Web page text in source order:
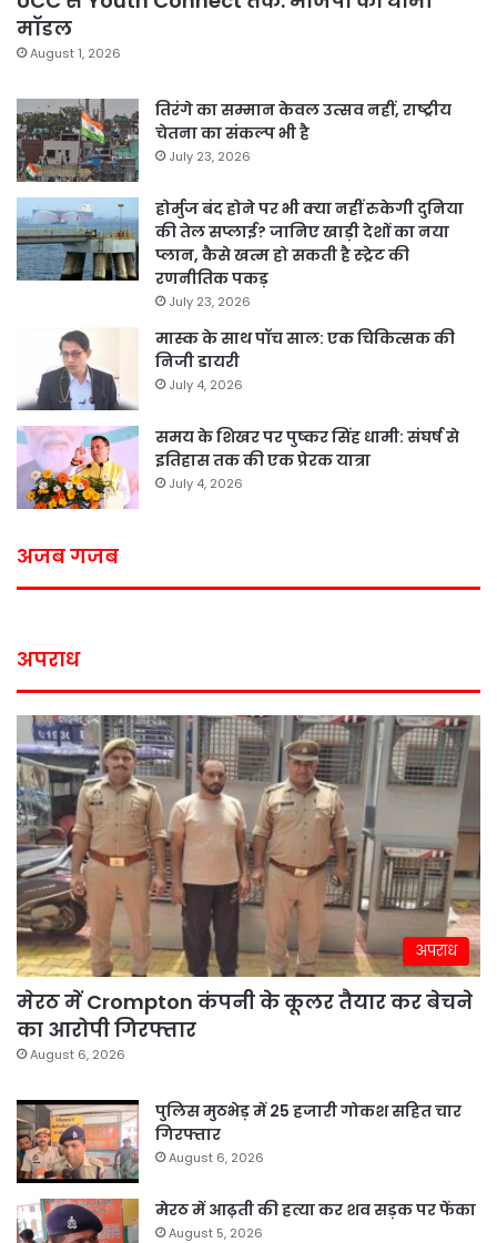
मॉडल
August 1, 2026
तिरंगे का सम्मान केवल उत्सव नहीं, राष्ट्रीय
चेतना का संकल्प भी है
July 23, 2026
होर्मुज बंद होने पर भी क्या नहीं रुकेगी दुनिया
की तेल सप्लाई? जानिए खाड़ी देशों का नया
प्लान, कैसे खत्म हो सकती है स्ट्रेट की
रणनीतिक पकड़
July 23, 2026
मास्क के साथ पॉच साल: एक चिकित्सक की
निजी डायरी
July 4, 2026
समय के शिखर पर पुष्कर सिंह धामी: संघर्ष से
इतिहास तक की एक प्रेरक यात्रा
July 4, 2026
अजब गजब
अपराध
अपराध
मेरठ में Crompton कंपनी के कूलर तैयार कर बेचने
का आरोपी गिरफ्तार
August 6, 2026
पुलिस मुठभेड़ में 25 हजारी गोकश सहित चार
गिरफ्तार
August 6, 2026
मेरठ में आढ़ती की हत्या कर शव सड़क पर फेंका
August 5, 2026